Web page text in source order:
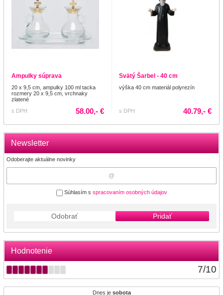
Newsletter
Odoberajte aktuálne novinky
Súhlasím s spracovaním osobných údajov
Odobrať Pridať
Hodnotenie
7/10
Dnes je sobota
Ampulky súprava
20 x 9,5 cm, ampulky 100 ml tacka
rozmery 20 x 9,5 cm, vrchnaky
zlatené
s DPH
58.00,- €
Svätý Šarbel - 40 cm
výška 40 cm materiál polyrezín
s DPH 40.79,- €